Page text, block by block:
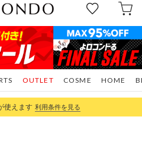
COSME HOME
OUTLET
使えます 利用条件を見る